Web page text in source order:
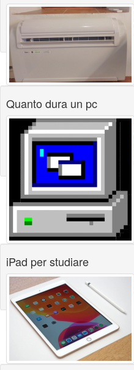
Quanto dura un pc
iPad per studiare